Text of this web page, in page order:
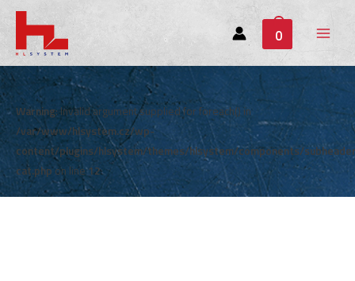
0
Main
Menu
Warning: Invalid argument supplied for foreach() in
/var/www/hlsystem.cz/wp-
content/plugins/hlsystem/themes/hlsystem/components/
cat.phpon line12